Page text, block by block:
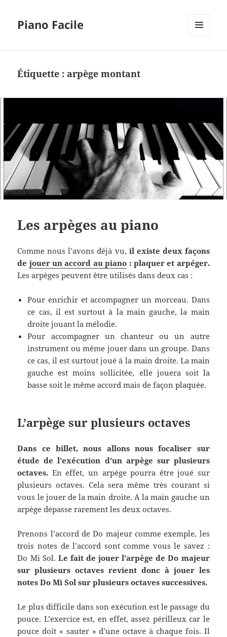
Piano Facile
Étiquette : arpège montant
Les arpèges au piano
Comme nous l’avons déjà vu, il existe deux façons
de jouer un accord au piano : plaquer et arpéger.
Les arpèges peuvent être utilisés dans deux cas :
Pour enrichir et accompagner un morceau. Dans
ce cas, il est surtout à la main gauche, la main
droite jouant la mélodie.
Pour accompagner un chanteur ou un autre
instrument ou même jouer dans un groupe. Dans
ce cas, il est surtout joué à la main droite. La main
gauche est moins sollicitée, elle jouera soit la
basse soit le même accord mais de façon plaquée.
L’arpège sur plusieurs octaves
Dans ce billet, nous allons nous focaliser sur
étude de l’exécution d’un arpège sur plusieurs
octaves. En effet, un arpège pourra être joué sur
plusieurs octaves. Cela sera même très courant si
vous le jouer de la main droite. A la main gauche un
arpège dépasse rarement les deux octaves.
Prenons l’accord de Do majeur comme exemple, les
trois notes de l’accord sont comme vous le savez :
Do Mi Sol. Le fait de jouer l’arpège de Do majeur
sur plusieurs octaves revient donc à jouer les
notes Do Mi Sol sur plusieurs octaves successives.
Le plus difficile dans son exécution est le passage du
pouce. L’exercice est, en effet, assez périlleux car le
pouce doit « sauter » d’une octave à chaque fois. Il